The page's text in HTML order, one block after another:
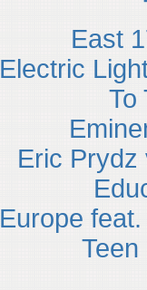
East
Electric
To
Eric Prydz
Europe
Teen